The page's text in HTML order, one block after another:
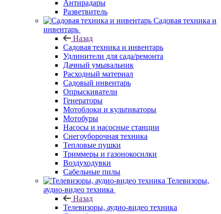
Антирадары
Разветвитель
Садовая техника и
инвентарь
Назад
Садовая техника и инвентарь
Удлинители для сада/ремонта
Дачный умывальник
Расходный материал
Садовый инвентарь
Опрыскиватели
Генераторы
Мотоблоки и культиваторы
Мотобуры
Насосы и насосные станции
Снегоуборочная техника
Тепловые пушки
Триммеры и газонокосилки
Воздуходувки
Сабельные пилы
Телевизоры,
аудио-видео техника
Назад
Телевизоры, аудио-видео техника